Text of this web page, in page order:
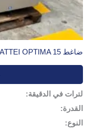
ضاغط MATTEI OPTIMA 15
لترات في الدقيقة:
القدرة:
النوع: